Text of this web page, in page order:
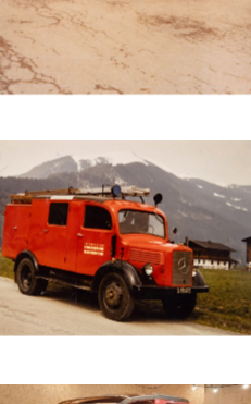
Feuerwehrfahrzeug
vor Alpenkulisse,
Freiwillige Feuerwehr,
Pinzgau